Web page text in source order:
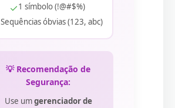
✓1 símbolo (!@#$%)
Sequências óbvias (123, abc)
💡 Recomendação de
Segurança:
Use umgerenciador de